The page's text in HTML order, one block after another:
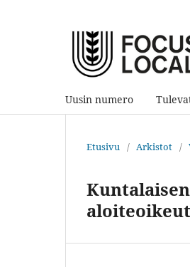
Uusin numero
Etusivu / Arkistot /